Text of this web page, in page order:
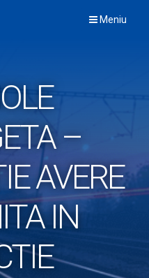
Meniu
–
AVERE
IN